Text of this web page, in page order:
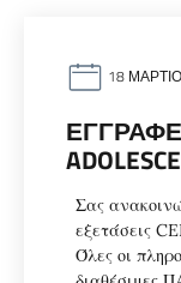
18
Σας
εξετάσεις
Όλες οι